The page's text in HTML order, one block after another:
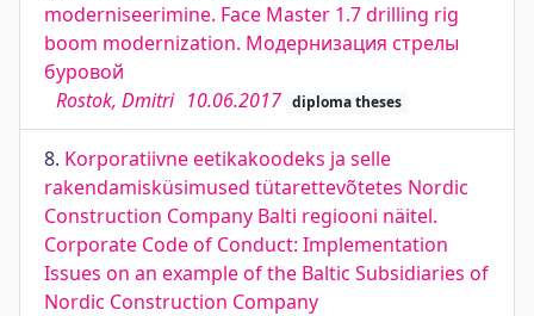
moderniseerimine. Face Master 1.7 drilling rig
boom modernization. Модернизация стрелы
буровой
Rostok, Dmitri 10.06.2017 diploma theses
8. Korporatiivne eetikakoodeks ja selle
rakendamisküsimused tütarettevõtetes Nordic
Construction Company Balti regiooni näitel.
Corporate Code of Conduct: Implementation
Issues on an example of the Baltic Subsidiaries of
Nordic Construction Company